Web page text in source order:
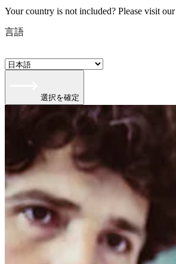
Your country is not included? Please visit our
言語
選択を確定